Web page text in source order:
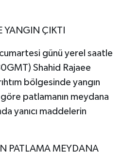
YANGIN ÇIKTI
günü yerel saatle
Shahid Rajaee
bölgesinde yangın
patlamanın meydana
yanıcı maddelerin
PATLAMA MEYDANA